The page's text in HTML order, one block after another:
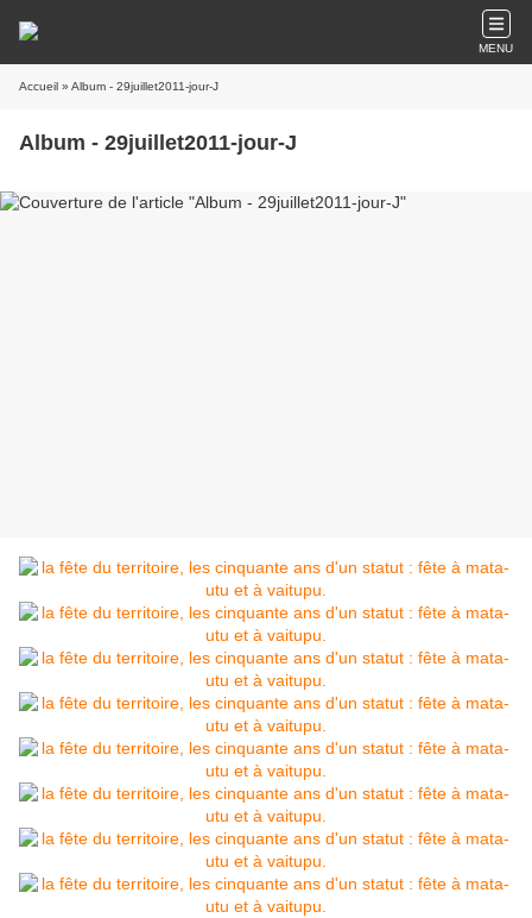
MENU
Accueil » Album - 29juillet2011-jour-J
Album - 29juillet2011-jour-J